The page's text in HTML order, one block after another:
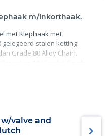
m/inkorthaak.
met Klephaak met
gelegeerd stalen ketting.
Grade 80 Alloy Chain.
op 2 keer de maximale
aan of overtreft alle
identificatie,
voldoen aan andere kritieke
van materialen.
w/valve and